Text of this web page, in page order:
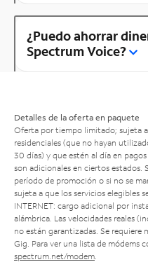
¿Puedo ahorrar
Spectrum Voice?
Detalles de la oferta en paquete
Oferta por tiempo limitado; sujeta
residenciales (que no hayan
30 días) y que estén al día en
son adicionales en ciertos estados.
período de promoción o si no se
sujeta a que los servicios elegibles
INTERNET: cargo adicional por
alámbrica. Las velocidades reales
no están garantizadas. Se requiere
Gig. Para ver una lista de módems
spectrum.net/modem